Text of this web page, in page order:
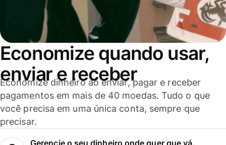
Economize quando usar,
enviar e receber
Economize dinheiro ao enviar, pagar e receber
pagamentos em mais de 40 moedas. Tudo o que
você precisa em uma única conta, sempre que
precisar.